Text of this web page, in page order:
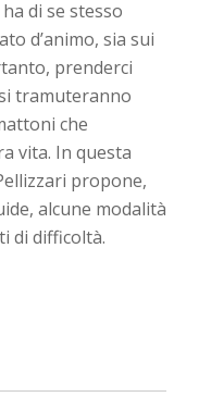
di se stesso
d’animo, sia sui
prenderci
tramuteranno
che
vita. In questa
propone,
alcune modalità
di difficoltà.